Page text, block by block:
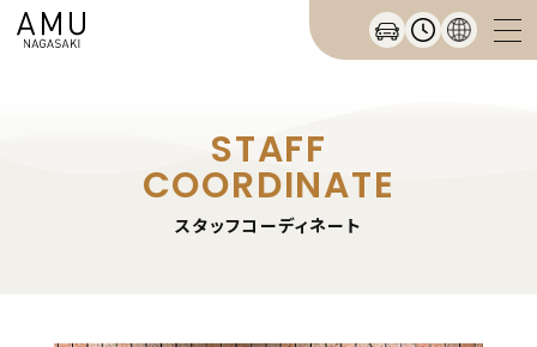
STAFF
COORDINATE
スタッフコーディネート